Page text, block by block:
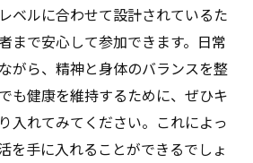
ベルに合わせて設計されているた
まで安心して参加できます。日常
がら、精神と身体のバランスを整
も健康を維持するために、ぜひキ
入れてみてください。これによっ
を手に入れることができるでしょ